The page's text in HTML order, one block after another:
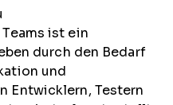
ist ein
durch den Bedarf
und
Entwicklern, Testern